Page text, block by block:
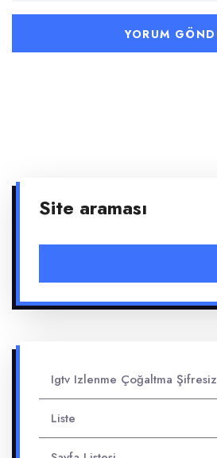
Site araması
Igtv Izlenme Çoğaltma Şifresiz
Liste